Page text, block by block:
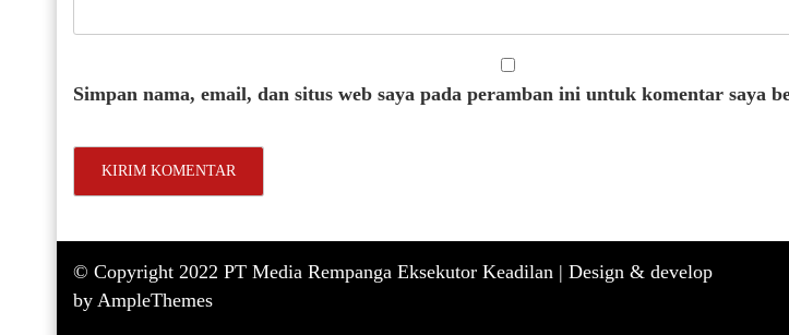
Simpan nama, email, dan situs web saya pada peramban ini untuk komentar saya
© Copyright 2022 PT Media Rempanga Eksekutor Keadilan | Design & develop
by AmpleThemes